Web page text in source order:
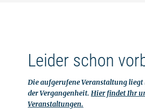
Leider schon
Die aufgerufene Veranstaltung
der Vergangenheit. Hier findet Ihr
Veranstaltungen.